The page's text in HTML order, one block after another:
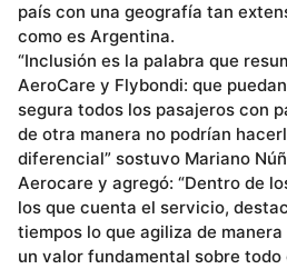
país con una geografía tan
como es Argentina.
“Inclusión es la palabra que
AeroCare y Flybondi: que
segura todos los pasajeros con
de otra manera no podrían
diferencial” sostuvo Mariano
Aerocare y agregó: “Dentro de
los que cuenta el servicio,
tiempos lo que agiliza de
un valor fundamental sobre todo